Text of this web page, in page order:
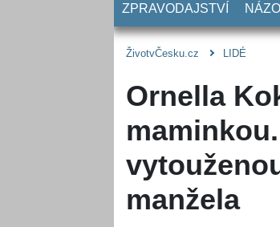
ZPRAVODAJSTVÍ
ŽivotvČesku.cz LIDÉ
Ornella
manžela